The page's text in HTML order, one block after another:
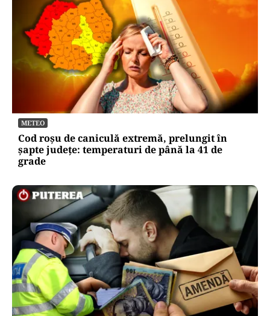
METEO
Cod roșu de caniculă extremă, prelungit în
șapte județe: temperaturi de până la 41 de
grade